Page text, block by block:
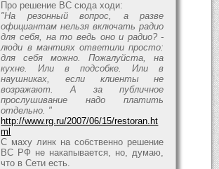
Про решение ВС сюда ходи:
"На резонный вопрос, а разве
официантам нельзя включать радио
для себя, на то ведь оно и радио? -
люди в мантиях ответили просто:
для себя можно. Пожалуйста, на
кухне. Или в подсобке. Или в
наушниках, если клиенты не
возражают. А за публичное
прослушивание надо платить
отдельно. "
http://www.rg.ru/2007/06/15/restoran.ht
ml
С маху линк на собственно решение
ВС РФ не накапывается, но, думаю,
что в Сети есть.